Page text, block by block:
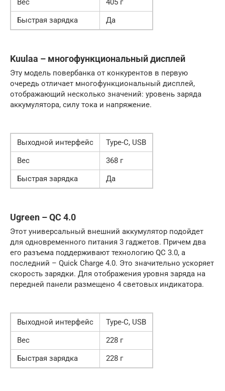
Вес
405 г
Быстрая зарядка
Да
Kuulaa – многофункциональный дисплей
Эту модель повербанка от конкурентов в первую
очередь отличает многофункциональный дисплей,
отображающий несколько значений: уровень заряда
аккумулятора, силу тока и напряжение.
Выходной интерфейс
Type-C, USB
Вес
368 г
Быстрая зарядка
Да
Ugreen – QC 4.0
Этот универсальный внешний аккумулятор подойдет
для одновременного питания 3 гаджетов. Причем два
его разъема поддерживают технологию QC 3.0, а
последний – Quick Charge 4.0. Это значительно ускоряет
скорость зарядки. Для отображения уровня заряда на
передней панели размещено 4 световых индикатора.
Выходной интерфейс
Type-C, USB
Вес
228 г
Быстрая зарядка
228 г